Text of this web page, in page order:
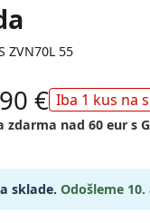
ZVN70L 55
€ Iba 1 kus na
zdarma nad 60 eur s
sklade. Odošleme 10.